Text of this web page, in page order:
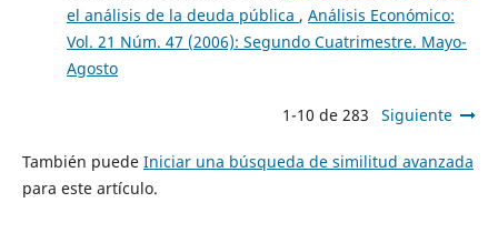
el análisis de la deuda pública , Análisis Económico:
Vol. 21 Núm. 47 (2006): Segundo Cuatrimestre. Mayo-
Agosto
1-10 de 283 Siguiente
También puede Iniciar una búsqueda de similitud avanzada
para este artículo.